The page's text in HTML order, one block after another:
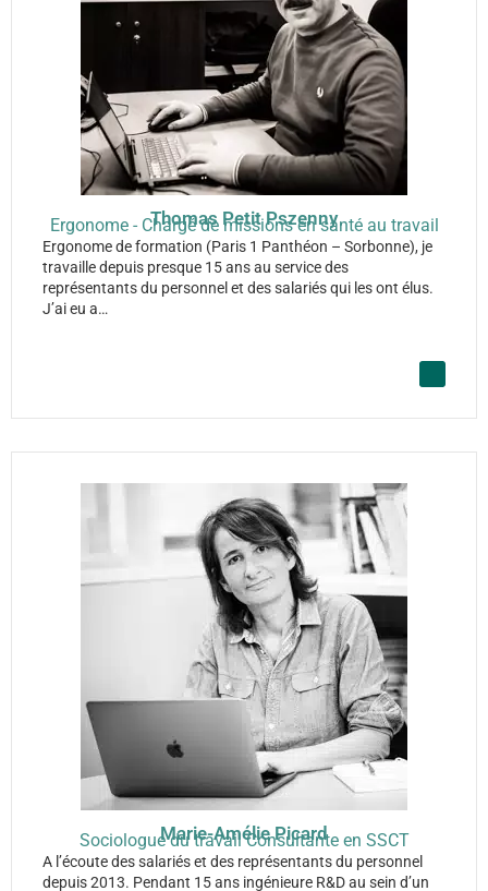
Thomas Petit Pszenny
Ergonome - Chargé de missions en santé au travail
Ergonome de formation (Paris 1 Panthéon – Sorbonne), je
travaille depuis presque 15 ans au service des
représentants du personnel et des salariés qui les ont élus.
J’ai eu a…
Marie-Amélie Picard
Sociologue du travail Consultante en SSCT
A l’écoute des salariés et des représentants du personnel
depuis 2013. Pendant 15 ans ingénieure R&D au sein d’un